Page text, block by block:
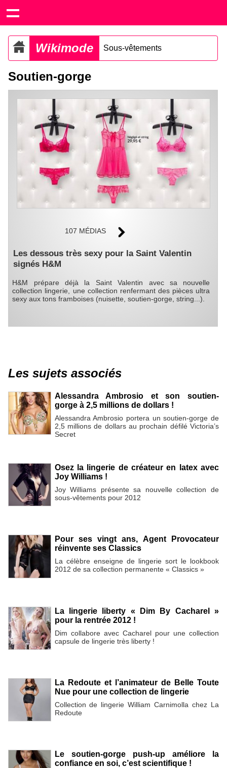
Wikimode Sous-vêtements
Soutien-gorge
107 MÉDIAS
Les dessous très sexy pour la Saint Valentin
signés H&M
H&M prépare déjà la Saint Valentin avec sa nouvelle
collection lingerie, une collection renfermant des pièces ultra
sexy aux tons framboises (nuisette, soutien-gorge, string...).
Les sujets associés
Alessandra Ambrosio et son soutien-
gorge à 2,5 millions de dollars !
Alessandra Ambrosio portera un soutien-gorge de
2,5 millions de dollars au prochain défilé Victoria’s
Secret
Osez la lingerie de créateur en latex avec
Joy Williams !
Joy Williams présente sa nouvelle collection de
sous-vêtements pour 2012
Pour ses vingt ans, Agent Provocateur
réinvente ses Classics
La célèbre enseigne de lingerie sort le lookbook
2012 de sa collection permanente « Classics »
La lingerie liberty « Dim By Cacharel »
pour la rentrée 2012 !
Dim collabore avec Cacharel pour une collection
capsule de lingerie très liberty !
La Redoute et l’animateur de Belle Toute
Nue pour une collection de lingerie
Collection de lingerie William Carnimolla chez La
Redoute
Le soutien-gorge push-up améliore la
confiance en soi, c’est scientifique !